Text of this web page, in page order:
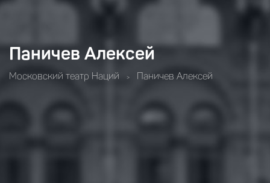
Паничев Алексей
Московский театр Наций > Паничев Алексей